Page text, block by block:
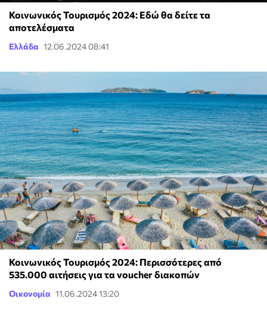
Κοινωνικός Τουρισμός 2024: Εδώ θα δείτε τα
αποτελέσματα
Ελλάδα 12.06.2024 08:41
Κοινωνικός Τουρισμός 2024: Περισσότερες από
535.000 αιτήσεις για τα voucher διακοπών
Οικονομία 11.06.2024 13:20